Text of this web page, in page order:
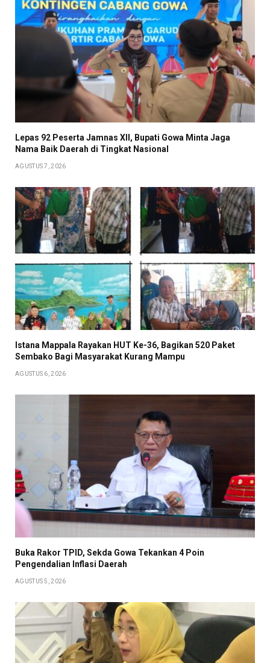
Lepas 92 Peserta Jamnas XII, Bupati Gowa Minta Jaga
Nama Baik Daerah di Tingkat Nasional
AGUSTUS 7, 2026
Istana Mappala Rayakan HUT Ke-36, Bagikan 520 Paket
Sembako Bagi Masyarakat Kurang Mampu
AGUSTUS 6, 2026
Buka Rakor TPID, Sekda Gowa Tekankan 4 Poin
Pengendalian Inflasi Daerah
AGUSTUS 5, 2026